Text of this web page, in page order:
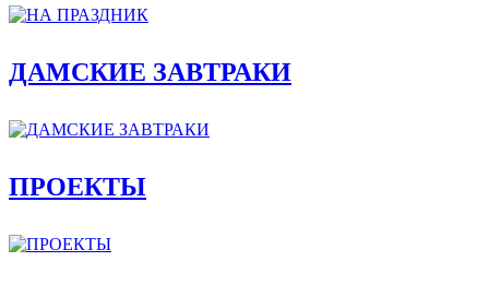
ДАМСКИЕ ЗАВТРАКИ
ПРОЕКТЫ